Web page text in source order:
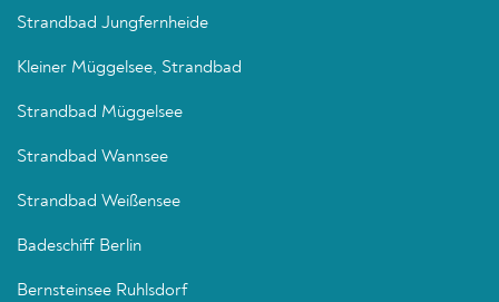
Strandbad Jungfernheide
Kleiner Müggelsee, Strandbad
Strandbad Müggelsee
Strandbad Wannsee
Strandbad Weißensee
Badeschiff Berlin
Bernsteinsee Ruhlsdorf